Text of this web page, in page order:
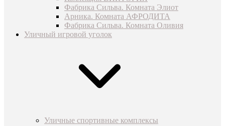
Фабрика Сильва. Комната Элиот
Арника. Комната АФРОДИТА
Фабрика Сильва. Комната Оливия
Уличный игровой уголок
Уличные спортивные комплексы